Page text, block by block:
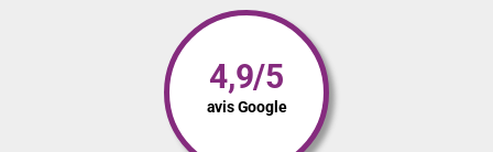
4,9/5
avis Google